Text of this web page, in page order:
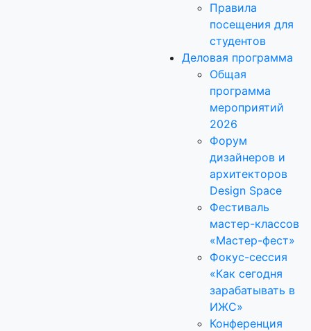
Правила
посещения для
студентов
Деловая программа
Общая
программа
мероприятий
2026
Форум
дизайнеров и
архитекторов
Design Space
Фестиваль
мастер-классов
«Мастер-фест»
Фокус-сессия
«Как сегодня
зарабатывать в
ИЖС»
Конференция